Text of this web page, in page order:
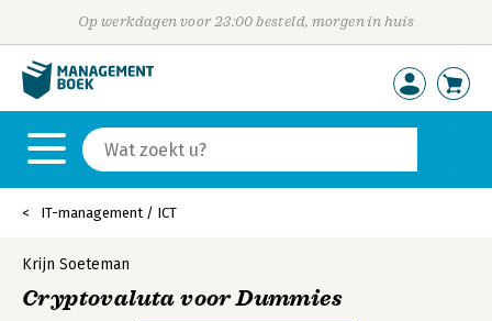
Op werkdagen voor 23:00 besteld, morgen in huis
IT-management / ICT
Krijn Soeteman
Cryptovaluta voor Dummies